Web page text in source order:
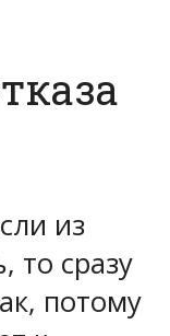
из
то сразу
потому